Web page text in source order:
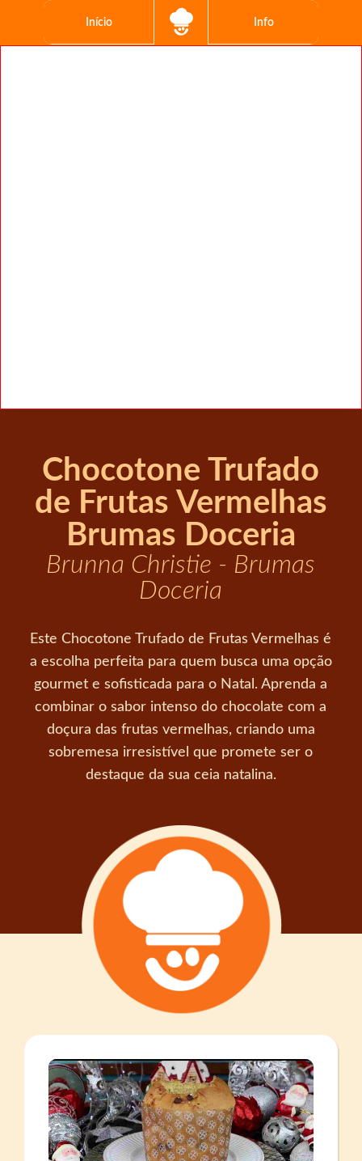
Início Info
Chocotone Trufado
de Frutas Vermelhas
Brumas Doceria
Brunna Christie - Brumas
Doceria
Este Chocotone Trufado de Frutas Vermelhas é
a escolha perfeita para quem busca uma opção
gourmet e sofisticada para o Natal. Aprenda a
combinar o sabor intenso do chocolate com a
doçura das frutas vermelhas, criando uma
sobremesa irresistível que promete ser o
destaque da sua ceia natalina.